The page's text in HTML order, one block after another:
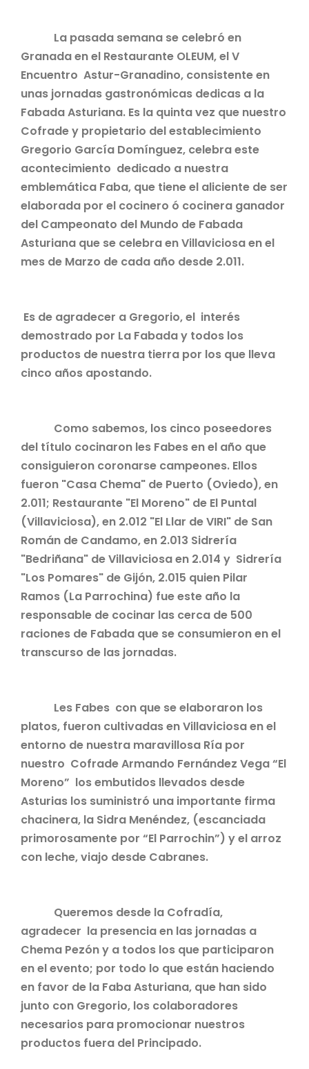
La pasada semana se celebró en
Granada en el Restaurante OLEUM, el V
Encuentro Astur-Granadino, consistente en
unas jornadas gastronómicas dedicas a la
Fabada Asturiana. Es la quinta vez que nuestro
Cofrade y propietario del establecimiento
Gregorio García Domínguez, celebra este
acontecimiento dedicado a nuestra
emblemática Faba, que tiene el aliciente de ser
elaborada por el cocinero ó cocinera ganador
del Campeonato del Mundo de Fabada
Asturiana que se celebra en Villaviciosa en el
mes de Marzo de cada año desde 2.011.
Es de agradecer a Gregorio, el interés
demostrado por La Fabada y todos los
productos de nuestra tierra por los que lleva
cinco años apostando.
Como sabemos, los cinco poseedores
del título cocinaron les Fabes en el año que
consiguieron coronarse campeones. Ellos
fueron "Casa Chema" de Puerto (Oviedo), en
2.011; Restaurante "El Moreno" de El Puntal
(Villaviciosa), en 2.012 "El Llar de VIRI" de San
Román de Candamo, en 2.013 Sidrería
"Bedriñana" de Villaviciosa en 2.014 y Sidrería
"Los Pomares" de Gijón, 2.015 quien Pilar
Ramos (La Parrochina) fue este año la
responsable de cocinar las cerca de 500
raciones de Fabada que se consumieron en el
transcurso de las jornadas.
Les Fabes con que se elaboraron los
platos, fueron cultivadas en Villaviciosa en el
entorno de nuestra maravillosa Ría por
nuestro Cofrade Armando Fernández Vega “El
Moreno” los embutidos llevados desde
Asturias los suministró una importante firma
chacinera, la Sidra Menéndez, (escanciada
primorosamente por “El Parrochin”) y el arroz
con leche, viajo desde Cabranes.
Queremos desde la Cofradía,
agradecer la presencia en las jornadas a
Chema Pezón y a todos los que participaron
en el evento; por todo lo que están haciendo
en favor de la Faba Asturiana, que han sido
junto con Gregorio, los colaboradores
necesarios para promocionar nuestros
productos fuera del Principado.